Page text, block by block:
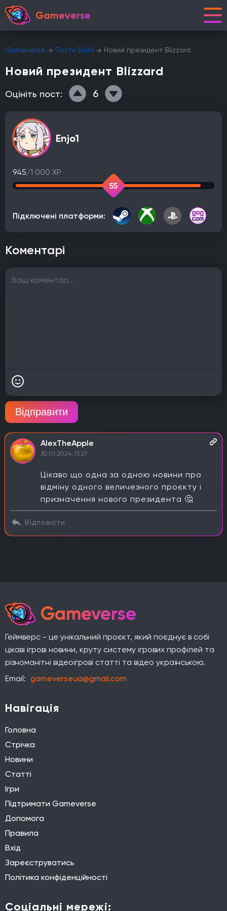
Gameverse
Gameverse Пости Enjo1 Новий президент Blizzard
Новий президент Blizzard
Оцініть пост: 6
Enjo1
945/1 000 XP
55
Підключені платформи:
Коментарі
Відправити
AlexTheApple
30.01.2024, 13:27
Цікаво що одна за одною новини про
відміну одного величезного проєкту і
призначення нового президента 🤔
Відповісти
Gameverse
Геймверс - це унікальний проєкт, який поєднує в собі
цікаві ігрові новини, круту систему ігрових профілей та
різноманітні відеоігрові статті та відео українською.
Email: gameverseua@gmail.com
Навігація
Головна
Стрічка
Новини
Статті
Ігри
Підтримати Gameverse
Допомога
Правила
Вхід
Зареєструватись
Політика конфіденційності
Соціальні мережі: